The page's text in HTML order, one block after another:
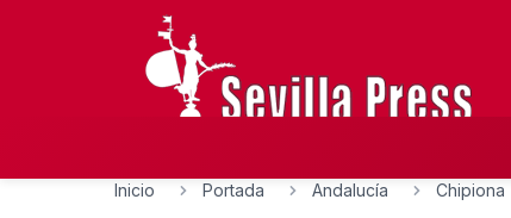
Inicio Portada Andalucía Chipiona